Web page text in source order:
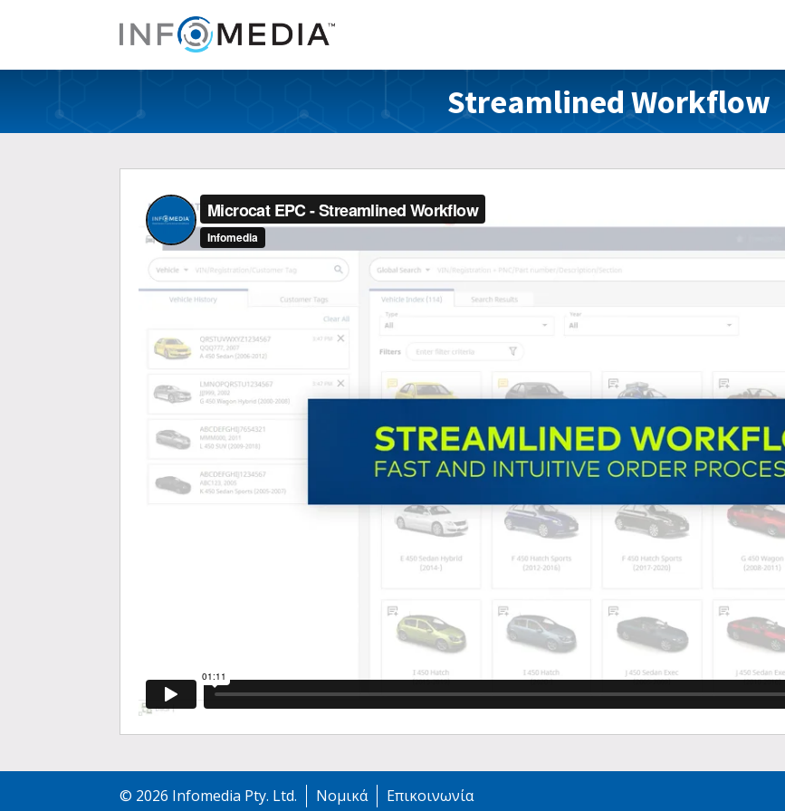
Streamlined Workflow
© 2026 Infomedia Pty. Ltd. Νομικά Επικοινωνία